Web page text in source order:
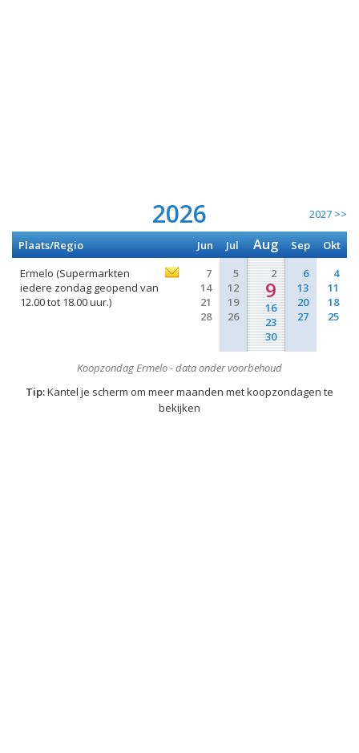
2026 2027 >>
Koopzondag Ermelo - data onder voorbehoud
Plaats/Regio Jun Jul Aug Sep
Okt
Ermelo (Supermarkten
iedere zondag geopend van
12.00 tot 18.00 uur.)
7
14
21
28
5
12
19
26
2
9
16
23
30
6
13
20
27
4
11
18
25
Tip:Kantel je scherm om meer maanden met koopzondagen te
bekijken